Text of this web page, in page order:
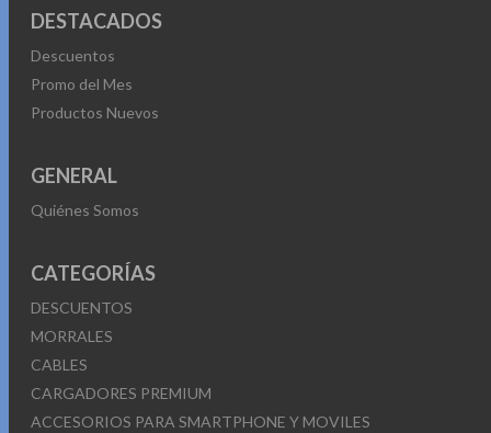
DESTACADOS
Descuentos
Promo del Mes
Productos Nuevos
GENERAL
Quiénes Somos
CATEGORÍAS
DESCUENTOS
MORRALES
CABLES
CARGADORES PREMIUM
ACCESORIOS PARA SMARTPHONE Y MOVILES